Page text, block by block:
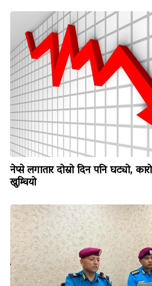
नेप्से लगातार दोस्रो दिन पनि घट्यो,
खुम्चियो